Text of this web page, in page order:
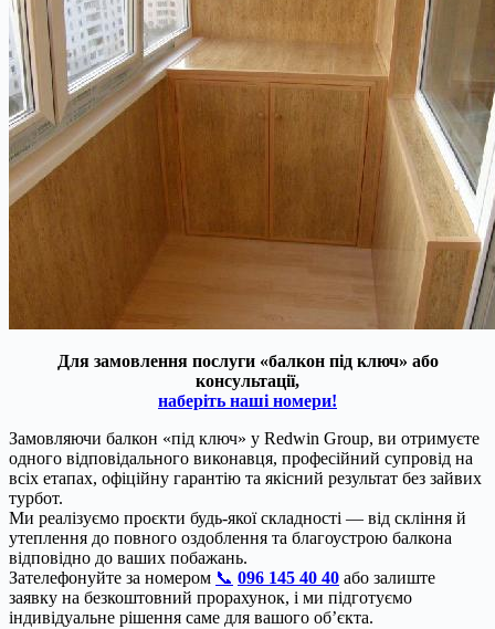
Для замовлення послуги «балкон під ключ» або
консультації,
наберіть наші номери!
Замовляючи балкон «під ключ» у Redwin Group, ви отримуєте
одного відповідального виконавця, професійний супровід на
всіх етапах, офіційну гарантію та якісний результат без зайвих
турбот.
Ми реалізуємо проєкти будь-якої складності — від скління й
утеплення до повного оздоблення та благоустрою балкона
відповідно до ваших побажань.
Зателефонуйте за номером 📞 096 145 40 40 або залиште
заявку на безкоштовний прорахунок, і ми підготуємо
індивідуальне рішення саме для вашого об’єкта.